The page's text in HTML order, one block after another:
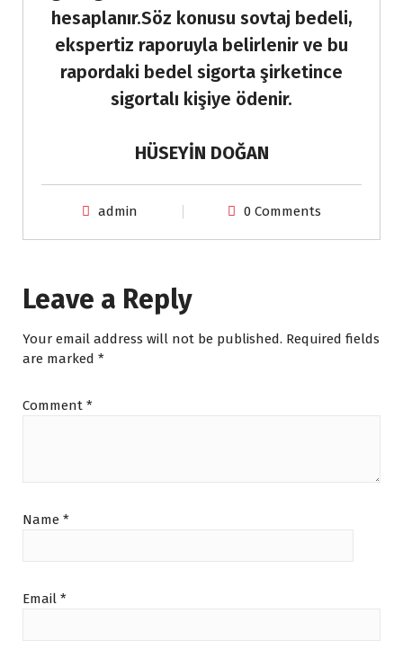
hesaplanır.Söz konusu sovtaj bedeli,
ekspertiz raporuyla belirlenir ve bu
rapordaki bedel sigorta şirketince
sigortalı kişiye ödenir.
HÜSEYİN DOĞAN
admin 0 Comments
Leave a Reply
Your email address will not be published. Required fields
are marked *
Comment *
Name *
Email *